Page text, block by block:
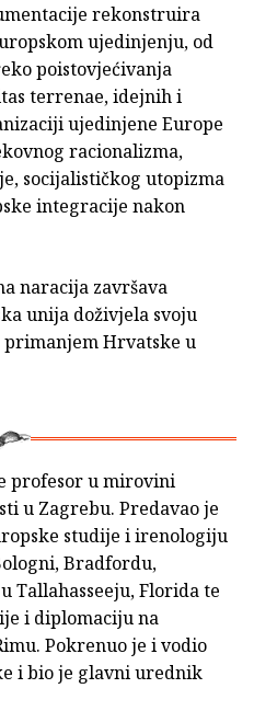
rekonstruira
ujedinjenju, od
poistovjećivanja
terrenae, idejnih i
ujedinjene Europe
racionalizma,
socijalističkog utopizma
integracije nakon
naracija završava
unija doživjela svoju
primanjem Hrvatske u
profesor u mirovini
u Zagrebu. Predavao je
studije i irenologiju
Bradfordu,
Tallahasseeju, Florida te
i diplomaciju na
Pokrenuo je i vodio
i bio je glavni urednik